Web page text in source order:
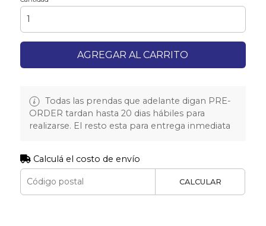
AGREGAR AL CARRITO
Todas las prendas que adelante digan PRE-
ORDER tardan hasta 20 dias hábiles para
realizarse. El resto esta para entrega inmediata
Calculá el costo de envío
CALCULAR